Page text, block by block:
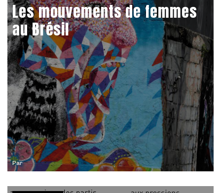
Par
Les mouvements de femmes
au Brésil